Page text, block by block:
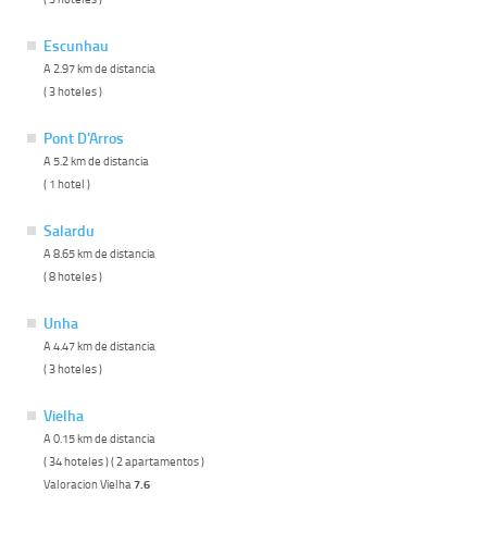
Escunhau
A 2.97 km de distancia
( 3 hoteles )
Pont D'Arros
A 5.2 km de distancia
( 1 hotel )
Salardu
A 8.65 km de distancia
( 8 hoteles )
Unha
A 4.47 km de distancia
( 3 hoteles )
Vielha
A 0.15 km de distancia
( 34 hoteles ) ( 2 apartamentos )
Valoracion Vielha 7.6